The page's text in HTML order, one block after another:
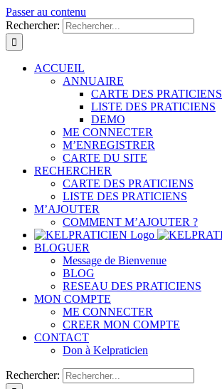
Passer au contenu
Rechercher:
ACCUEIL
ANNUAIRE
CARTE DES PRATICIENS
LISTE DES PRATICIENS
DEMO
ME CONNECTER
M’ENREGISTRER
CARTE DU SITE
RECHERCHER
CARTE DES PRATICIENS
LISTE DES PRATICIENS
M’AJOUTER
COMMENT M’AJOUTER ?
BLOGUER
Message de Bienvenue
BLOG
RESEAU DES PRATICIENS
MON COMPTE
ME CONNECTER
CREER MON COMPTE
CONTACT
Don à Kelpraticien
Rechercher: